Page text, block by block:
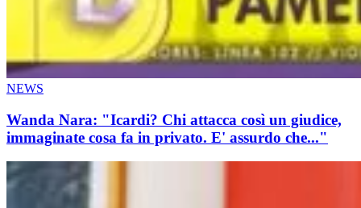
NEWS
Wanda Nara: "Icardi? Chi attacca così un giudice,
immaginate cosa fa in privato. E' assurdo che..."